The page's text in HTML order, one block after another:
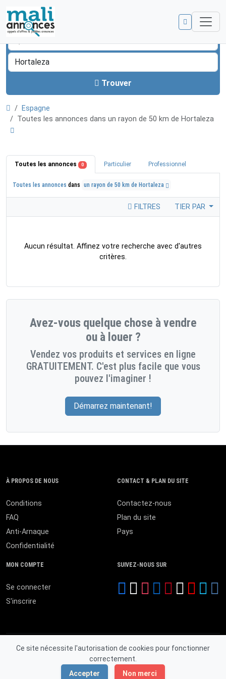
Trouver
Espagne
Toutes les annonces dans un rayon de 50 km de Hortaleza
Toutes les annonces 0 Particulier Professionnel
Toutes les annonces dans un rayon de 50 km de Hortaleza
FILTRES TIER PAR
Aucun résultat. Affinez votre recherche avec d'autres
critères.
Avez-vous quelque chose à vendre
ou à louer ?
Vendez vos produits et services en ligne
GRATUITEMENT. C'est plus facile que vous
pouvez l'imaginer !
Démarrez maintenant!
Ce site nécessite l'autorisation de cookies pour fonctionner
correctement.
Accepter
Non merci
À PROPOS DE NOUS
Conditions
FAQ
Anti-Arnaque
Confidentialité
CONTACT & PLAN DU SITE
Contactez-nous
Plan du site
Pays
MON COMPTE
Se connecter
S'inscrire
SUIVEZ-NOUS SUR
© 2026 MALI ANNONCES. Tous droits réservés.